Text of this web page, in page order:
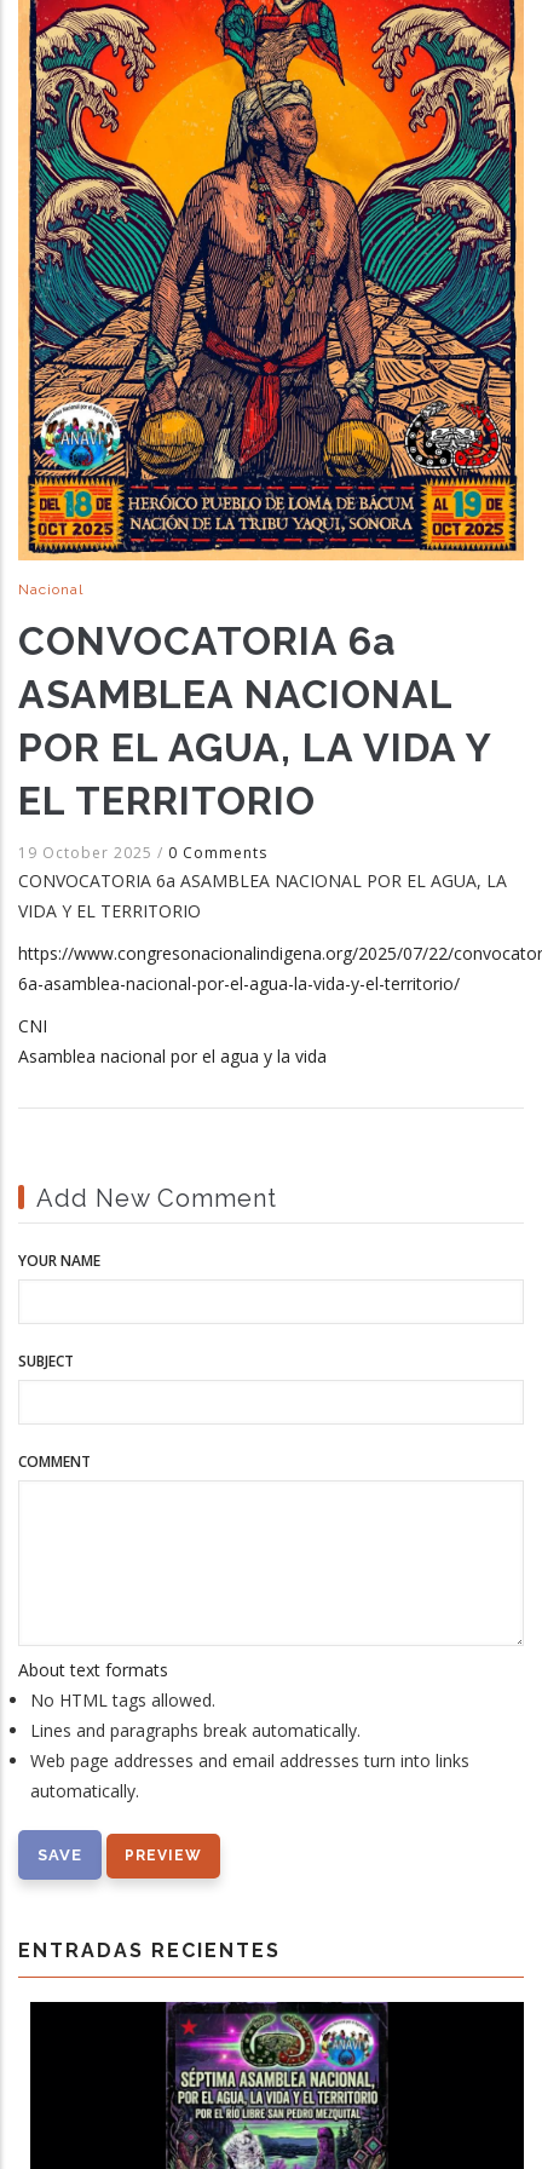
Nacional
CONVOCATORIA 6a
ASAMBLEA NACIONAL
POR EL AGUA, LA VIDA Y
EL TERRITORIO
19 October 2025 / 0 Comments
CONVOCATORIA 6a ASAMBLEA NACIONAL POR EL AGUA, LA
VIDA Y EL TERRITORIO
https://www.congresonacionalindigena.org/2025/07/22/
6a-asamblea-nacional-por-el-agua-la-vida-y-el-territorio/
CNI
Asamblea nacional por el agua y la vida
Add New Comment
YOUR NAME
SUBJECT
COMMENT
About text formats
No HTML tags allowed.
Lines and paragraphs break automatically.
Web page addresses and email addresses turn into links
automatically.
ENTRADAS RECIENTES